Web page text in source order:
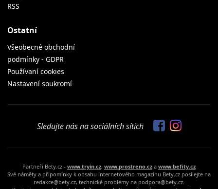
RSS
Ostatní
Všeobecné obchodní
podmínky - GDPR
Používaní cookies
Nastavení soukromí
Sledujte nás na sociálních sítích
Partneři Bety.cz - www.tryin.cz, www.prostreno.cz a www.befity.cz
Své náměty a připomínky k obsahu internetového magazínu Bety.cz posílejte na
redakce@bety.cz, technické problémy na podpora@bety.cz.